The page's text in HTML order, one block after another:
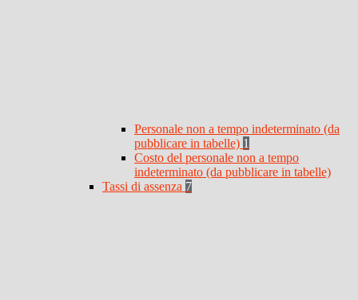
Personale non a tempo indeterminato (da
pubblicare in tabelle) 1
Costo del personale non a tempo
indeterminato (da pubblicare in tabelle)
Tassi di assenza 7